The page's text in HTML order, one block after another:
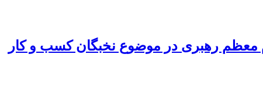
معظم رهبری در موضوع نخبگان کسب و کار